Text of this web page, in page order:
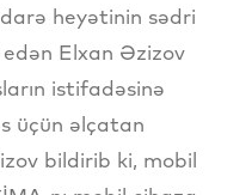
heyətinin sədri
Elxan Əzizov
istifadəsinə
üçün əlçatan
bildirib ki, mobil